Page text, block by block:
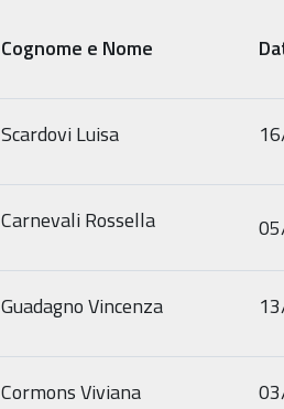
Cognome e Nome
Scardovi Luisa
Carnevali Rossella
Guadagno Vincenza
Cormons Viviana